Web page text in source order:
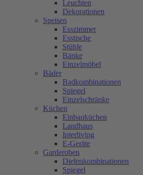
Leuchten
Dekorationen
Speisen
Esszimmer
Esstische
Stühle
Bänke
Einzelmöbel
Bäder
Badkombinationen
Spiegel
Einzelschränke
Küchen
Einbauküchen
Landhaus
Interliving
E-Geräte
Garderoben
Dielenkombinationen
Spiegel